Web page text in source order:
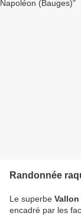
Randonnée
Le superbe Vallon
encadré par les